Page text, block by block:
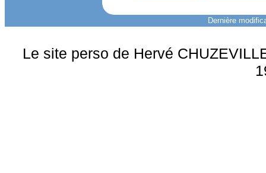
Dernière
Le site perso de Hervé